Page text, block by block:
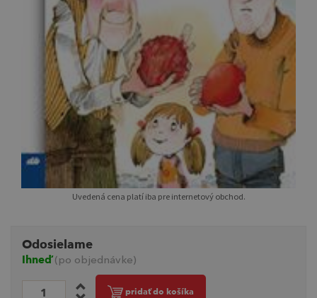
Uvedená cena platí iba pre internetový obchod.
Odosielame
Ihneď(po objednávke)
pridať do košíka